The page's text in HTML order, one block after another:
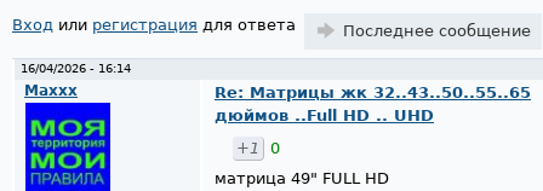
Страницы
Вход или регистрация для ответа Последнее сообщение
16/04/2026 - 16:14
Maxxx
Re: Матрицы жк 32..43..50..55..65
дюймов ..Full HD .. UHD
+1
0
матрица 49" FULL HD